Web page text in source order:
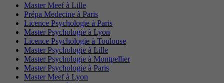
Master Meef à Lille
Prépa Medecine à Paris
Licence Psychologie à Paris
Master Psychologie à Lyon
Licence Psychologie à Toulouse
Master Psychologie à Lille
Master Psychologie à Montpellier
Master Psychologie à Paris
Master Meef à Lyon